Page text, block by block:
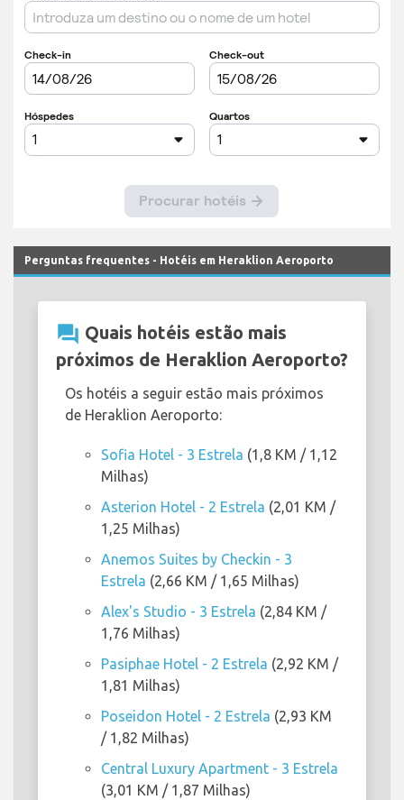
Perguntas frequentes - Hotéis em Heraklion Aeroporto
question_answer Quais hotéis estão mais
próximos de Heraklion Aeroporto?
Os hotéis a seguir estão mais próximos
de Heraklion Aeroporto:
Sofia Hotel - 3 Estrela (1,8 KM / 1,12
Milhas)
Asterion Hotel - 2 Estrela (2,01 KM /
1,25 Milhas)
Anemos Suites by Checkin - 3
Estrela (2,66 KM / 1,65 Milhas)
Alex's Studio - 3 Estrela (2,84 KM /
1,76 Milhas)
Pasiphae Hotel - 2 Estrela (2,92 KM /
1,81 Milhas)
Poseidon Hotel - 2 Estrela (2,93 KM
/ 1,82 Milhas)
Central Luxury Apartment - 3 Estrela
(3,01 KM / 1,87 Milhas)